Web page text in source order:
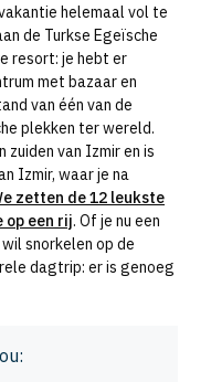
helemaal vol te
de Turkse Egeïsche
resort: je hebt er
met bazaar en
van één van de
plekken ter wereld.
zuiden van Izmir en is
Izmir, waar je na
zetten de 12 leukste
op een rij. Of je nu een
snorkelen op de
dagtrip: er is genoeg